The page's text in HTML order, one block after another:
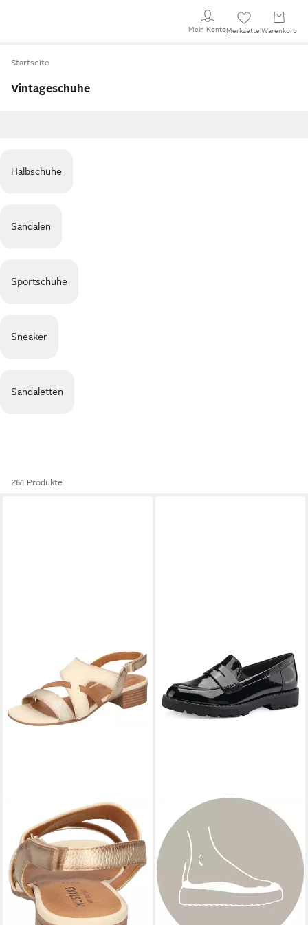
Mein KontoMerkzettel Warenkorb
Startseite
Vintageschuhe
Halbschuhe
Sandalen
Sportschuhe
Sneaker
Sandaletten
261 Produkte